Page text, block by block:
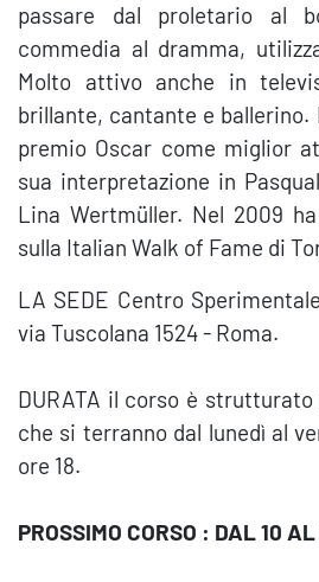
passare dal proletario al
commedia al dramma,
Molto attivo anche in
brillante, cantante e
premio Oscar come miglior
sua interpretazione in
Lina Wertmüller. Nel 2009
sulla Italian Walk of Fame di
LA SEDE Centro
via Tuscolana 1524 - Roma.
DURATA il corso è
che si terranno dal lunedì al
ore 18.
PROSSIMO CORSO : DAL 10